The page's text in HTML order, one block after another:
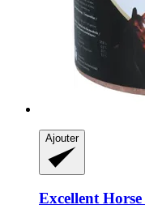
Ajouter
Excellent Horse